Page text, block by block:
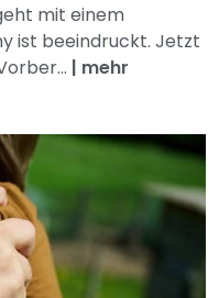
mit einem
ist beeindruckt. Jetzt
| mehr